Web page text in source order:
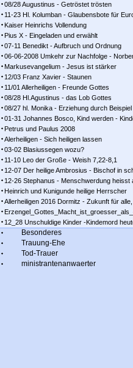
08/28 Augustinus - Getröstet trösten
11-23 Hl. Kolumban - Glaubensbote für
Kaiser Heinrichs Vollendung
Pius X - Eingeladen und erwählt
07-11 Benedikt - Aufbruch und Ordnung
06-06-2008 Umkehr zur Nachfolge -
Markusevangelium - Jesus ist stärker
12/03 Franz Xavier - Staunen
11/01 Allerheiligen - Freunde Gottes
08/28 Hl.Agustinus - das Lob Gottes
08/27 hl. Monika - Erziehung durch Beispiel
01-31 Johannes Bosco, Kind werden -
Petrus und Paulus 2008
Alerheiligen - Sich heiligen lassen
03-02 Blasiussegen wozu?
11-10 Leo der Große - Weish 7,22-8,1
12-07 Der heilige Ambrosius - Bischof in
12-26 Stephanus - Menschwerdung heisst
Heinrich und Kunigunde heilige Herrscher
Allerheiligen 2016 Dormitz - Zukunft für
12_28 Unschuldige Kinder -Kindemord
Besonderes
Trauung-Ehe
Tod-Trauer
ministrantenanwaerter